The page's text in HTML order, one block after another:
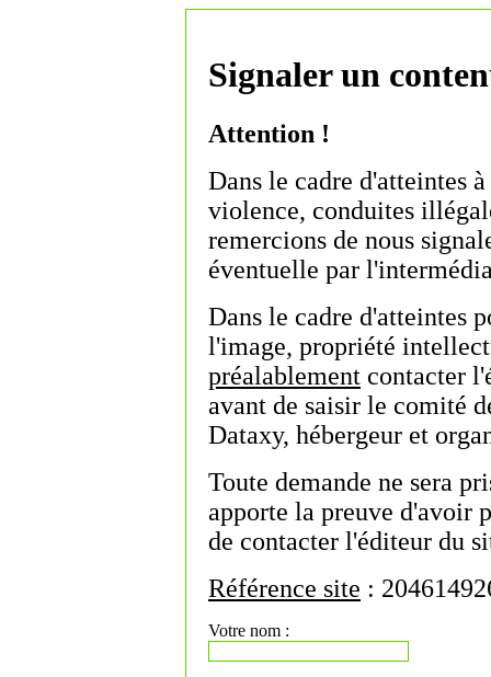
Signaler un
Attention !
Dans le cadre d'atteintes
violence, conduites
remercions de nous
éventuelle par
Dans le cadre d'atteintes
l'image, propriété
préalablement contacter
avant de saisir le comité
Dataxy, hébergeur et
Toute demande ne sera
apporte la preuve d'avoir
de contacter l'éditeur du
Référence site :
Votre nom :